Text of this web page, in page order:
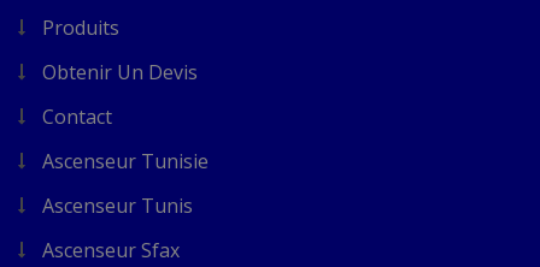
Produits
Obtenir Un Devis
Contact
Ascenseur Tunisie
Ascenseur Tunis
Ascenseur Sfax